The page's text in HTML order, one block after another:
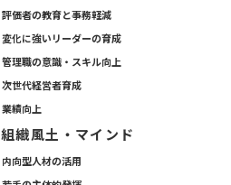
評価者の教育と事務軽減
変化に強いリーダーの育成
管理職の意識・スキル向上
次世代経営者育成
業績向上
組織風土・マインド
内向型人材の活用